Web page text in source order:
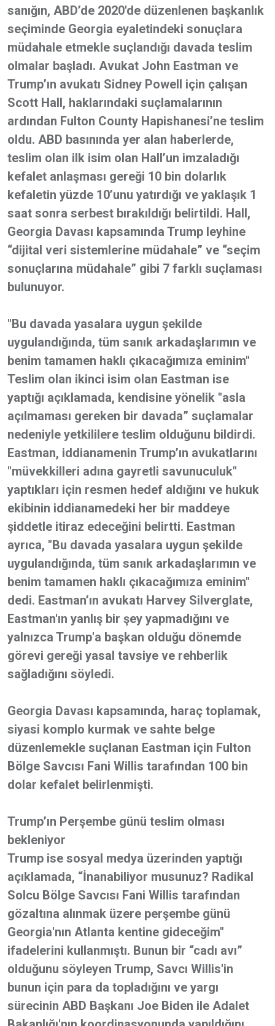
sanığın, ABD’de 2020'de düzenlenen başkanlık
seçiminde Georgia eyaletindeki sonuçlara
müdahale etmekle suçlandığı davada teslim
olmalar başladı. Avukat John Eastman ve
Trump’ın avukatı Sidney Powell için çalışan
Scott Hall, haklarındaki suçlamalarının
ardından Fulton County Hapishanesi’ne teslim
oldu. ABD basınında yer alan haberlerde,
teslim olan ilk isim olan Hall’un imzaladığı
kefalet anlaşması gereği 10 bin dolarlık
kefaletin yüzde 10’unu yatırdığı ve yaklaşık 1
saat sonra serbest bırakıldığı belirtildi. Hall,
Georgia Davası kapsamında Trump leyhine
“dijital veri sistemlerine müdahale” ve “seçim
sonuçlarına müdahale” gibi 7 farklı suçlaması
bulunuyor.
"Bu davada yasalara uygun şekilde
uygulandığında, tüm sanık arkadaşlarımın ve
benim tamamen haklı çıkacağımıza eminim"
Teslim olan ikinci isim olan Eastman ise
yaptığı açıklamada, kendisine yönelik "asla
açılmaması gereken bir davada” suçlamalar
nedeniyle yetkililere teslim olduğunu bildirdi.
Eastman, iddianamenin Trump’ın avukatlarını
"müvekkilleri adına gayretli savunuculuk"
yaptıkları için resmen hedef aldığını ve hukuk
ekibinin iddianamedeki her bir maddeye
şiddetle itiraz edeceğini belirtti. Eastman
ayrıca, "Bu davada yasalara uygun şekilde
uygulandığında, tüm sanık arkadaşlarımın ve
benim tamamen haklı çıkacağımıza eminim"
dedi. Eastman’ın avukatı Harvey Silverglate,
Eastman'ın yanlış bir şey yapmadığını ve
yalnızca Trump'a başkan olduğu dönemde
görevi gereği yasal tavsiye ve rehberlik
sağladığını söyledi.
Georgia Davası kapsamında, haraç toplamak,
siyasi komplo kurmak ve sahte belge
düzenlemekle suçlanan Eastman için Fulton
Bölge Savcısı Fani Willis tarafından 100 bin
dolar kefalet belirlenmişti.
Trump’ın Perşembe günü teslim olması
bekleniyor
Trump ise sosyal medya üzerinden yaptığı
açıklamada, “İnanabiliyor musunuz? Radikal
Solcu Bölge Savcısı Fani Willis tarafından
gözaltına alınmak üzere perşembe günü
Georgia'nın Atlanta kentine gideceğim"
ifadelerini kullanmıştı. Bunun bir “cadı avı”
olduğunu söyleyen Trump, Savcı Willis'in
bunun için para da topladığını ve yargı
sürecinin ABD Başkanı Joe Biden ile Adalet